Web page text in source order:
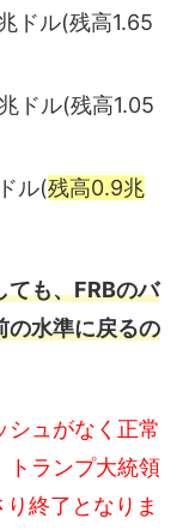
ドル(残高1.65
ドル(残高1.05
ル(残高0.9兆
も、FRBのバ
の水準に戻るの
シュがなく正常
トランプ大統領
終了となりま